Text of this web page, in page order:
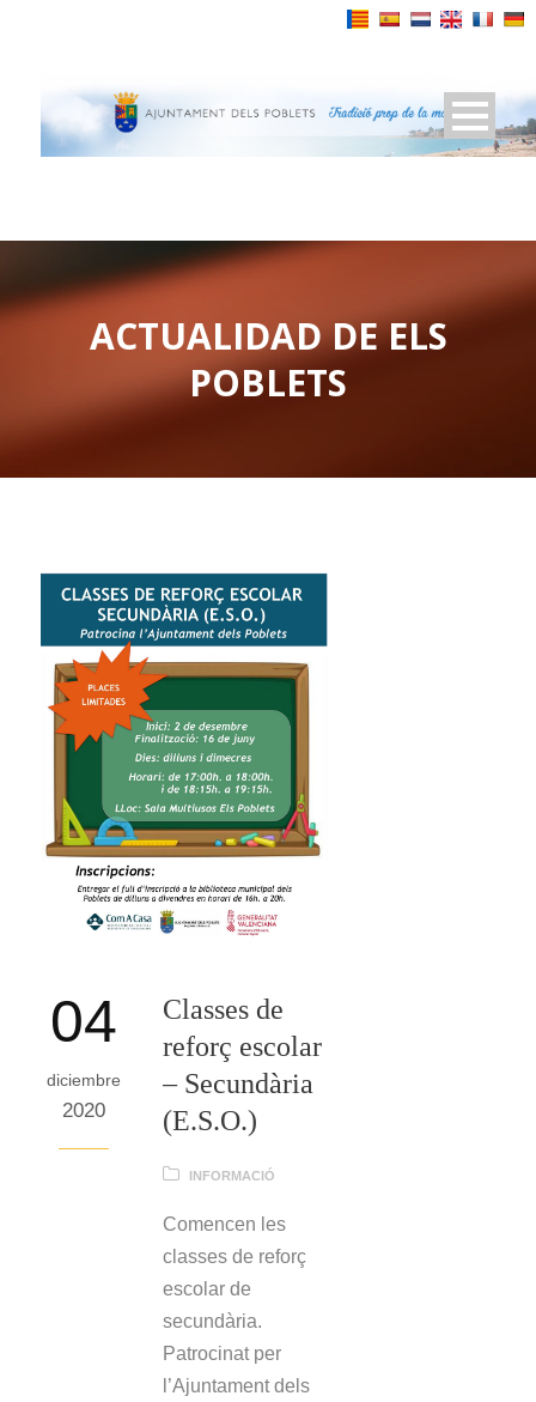
ACTUALIDAD DE ELS
POBLETS
04
diciembre
2020
Classes de
reforç escolar
– Secundària
(E.S.O.)
INFORMACIÓ
Comencen les
classes de reforç
escolar de
secundària.
Patrocinat per
l’Ajuntament dels